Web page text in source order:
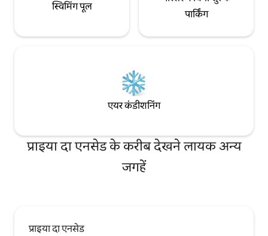
स्विमिंग पूल
पार्किंग
एयर कंडीशनिंग
प्राइया दा एनसेड के करीब देखने लायक अन्य
जगहें
प्राइया दा एनसेड